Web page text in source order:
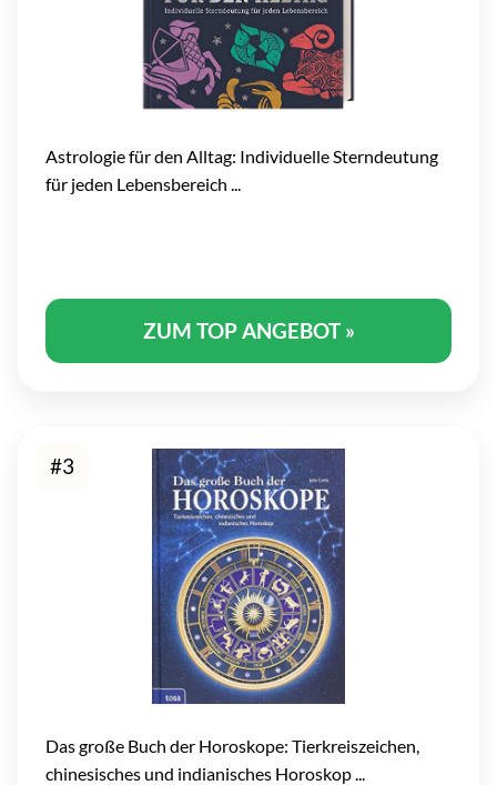
Astrologie für den Alltag: Individuelle Sterndeutung
für jeden Lebensbereich ...
ZUM TOP ANGEBOT »
#3
Das große Buch der Horoskope: Tierkreiszeichen,
chinesisches und indianisches Horoskop ...